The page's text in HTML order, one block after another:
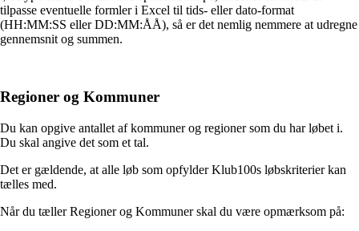
tilpasse eventuelle formler i Excel til tids- eller dato-format
(HH:MM:SS eller DD:MM:ÅÅ), så er det nemlig nemmere at udregne
gennemsnit og summen.
Regioner og Kommuner
Du kan opgive antallet af kommuner og regioner som du har løbet i.
Du skal angive det som et tal.
Det er gældende, at alle løb som opfylder Klub100s løbskriterier kan
tælles med.
Når du tæller Regioner og Kommuner skal du være opmærksom på: